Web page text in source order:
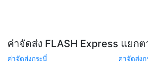
ค่าจัดส่ง FLASH Express แยก
ค่าจัดส่งกระบี่
ค่าจัดส่ง